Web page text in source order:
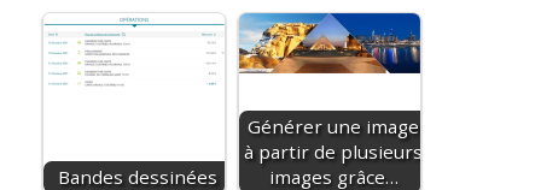
Bandes dessinées
Générer une image
à partir de plusieurs
images grâce…